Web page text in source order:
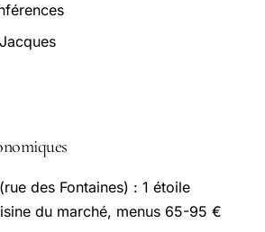
(rue des Fontaines) : 1 étoile
du marché, menus 65-95 €